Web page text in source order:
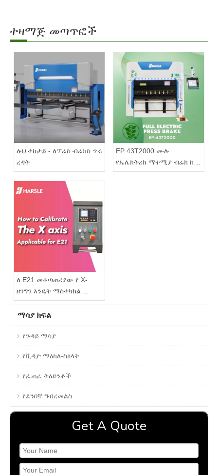
ተዛማጅ መጣጥፎች
ሉህ ተከታይ - ለፕሬስ ብሬክስ ጥሩ
ረዳት
EP 43T2000 ሙሉ
የኤሌክትሪክ ማተሚያ ብሬክ ከ
DA66T መቆጣጠሪያ ጋር
ለ E21 መቆጣጠሪያው የ X-
ዘንግን እንዴት ማስተካከል
እንደሚቻል
ማሳያ ክፍል
የጉዳይ ማሳያ
የቪዲዮ ማዕከለ-ስዕላት
የፈጠራ ትዕይንቶች
የደንበኛ ግብረመልስ
Get A Quote